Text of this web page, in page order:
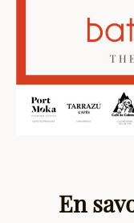
En